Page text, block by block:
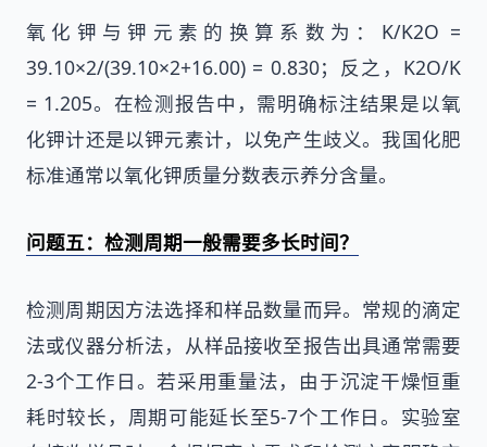
氧化钾与钾元素的换算系数为：K/K2O =
39.10×2/(39.10×2+16.00) = 0.830；反之，K2O/K
= 1.205。在检测报告中，需明确标注结果是以氧
化钾计还是以钾元素计，以免产生歧义。我国化肥
标准通常以氧化钾质量分数表示养分含量。
问题五：检测周期一般需要多长时间？
检测周期因方法选择和样品数量而异。常规的滴定
法或仪器分析法，从样品接收至报告出具通常需要
2-3个工作日。若采用重量法，由于沉淀干燥恒重
耗时较长，周期可能延长至5-7个工作日。实验室